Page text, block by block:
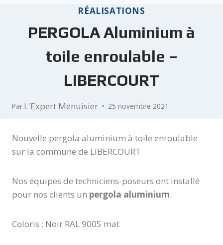
RÉALISATIONS
PERGOLA Aluminium à
toile enroulable –
LIBERCOURT
Par L'Expert Menuisier 25 novembre 2021
Nouvelle pergola aluminium à toile enroulable
sur la commune de LIBERCOURT
Nos équipes de techniciens-poseurs ont installé
pour nos clients un pergola aluminium.
Coloris : Noir RAL 9005 mat